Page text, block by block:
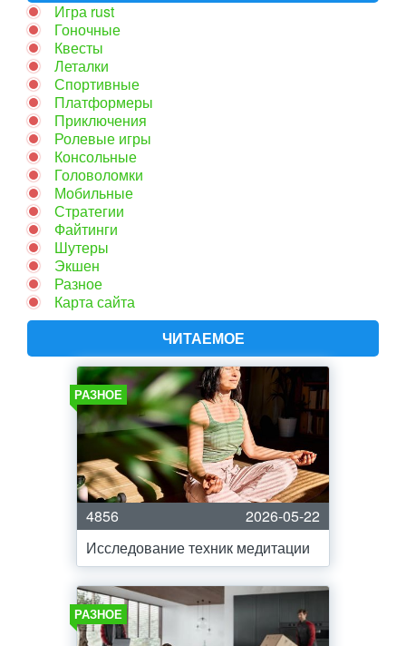
Игра rust
Гоночные
Квесты
Леталки
Спортивные
Платформеры
Приключения
Ролевые игры
Консольные
Головоломки
Мобильные
Стратегии
Файтинги
Шутеры
Экшен
Разное
Карта сайта
ЧИТАЕМОЕ
РАЗНОЕ
4856
2026-05-22
Исследование техник медитации
РАЗНОЕ